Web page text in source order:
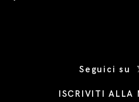
Seguici su
ISCRIVITI ALLA